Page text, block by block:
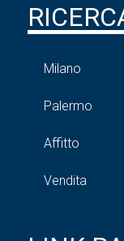
Milano
Palermo
Affitto
Vendita